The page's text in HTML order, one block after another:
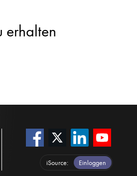
erhalten
iSource Einloggen